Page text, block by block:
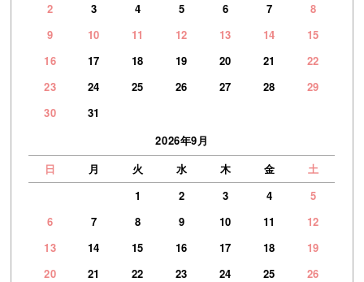
2
3 4 5 6 7
8
9
10 11 12 13 14
15
16
17 18 19 20 21
22
23
24 25 26 27 28
29
30
31
2026年9月
日
月 火 水 木 金
土
1
2 3 4
5
6
7 8 9 10 11
12
13
14 15 16 17 18
19
20
21 22 23 24 25
26